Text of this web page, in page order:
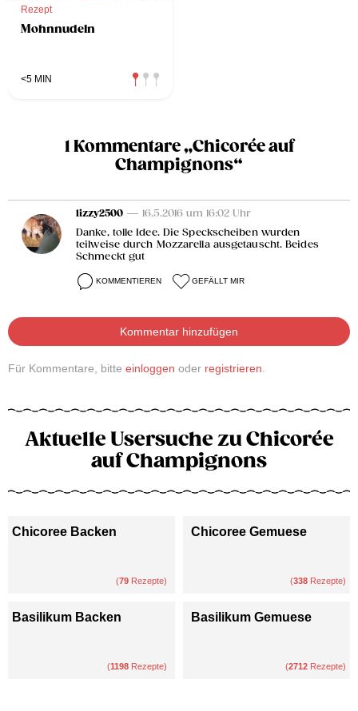
Rezept
Mohnnudeln
<5 MIN
1 Kommentare „Chicorée auf
Champignons“
lizzy2500 — 16.5.2016 um 16:02 Uhr
Danke, tolle Idee. Die Speckscheiben wurden
teilweise durch Mozzarella ausgetauscht. Beides
Schmeckt gut
KOMMENTIEREN GEFÄLLT MIR
Kommentar hinzufügen
Für Kommentare, bitte einloggen oder registrieren.
Aktuelle Usersuche zu Chicorée
auf Champignons
Chicoree Backen
(79 Rezepte)
Chicoree Gemuese
(338 Rezepte)
Basilikum Backen
(1198 Rezepte)
Basilikum Gemuese
(2712 Rezepte)